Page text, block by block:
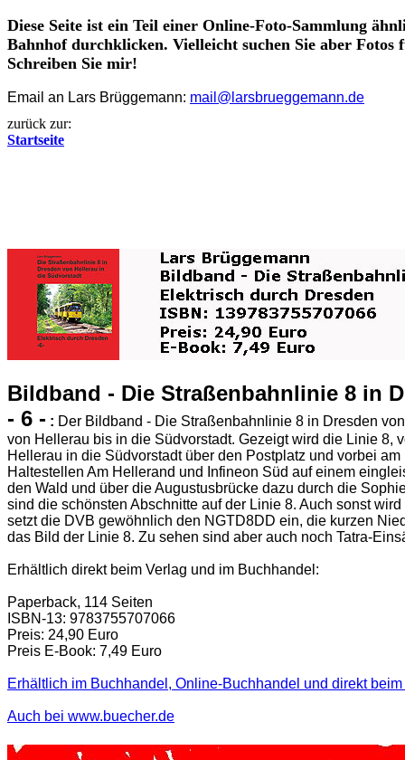
Diese Seite ist ein Teil einer Online-Foto-Sammlung
Bahnhof durchklicken. Vielleicht suchen Sie aber
Schreiben Sie mir!
Email an Lars Brüggemann: mail@larsbrueggemann.de
zurück zur:
Startseite
Bildband - Die Straßenbahnlinie 8 in
- 6 - : Der Bildband - Die Straßenbahnlinie 8 in Dresden
von Hellerau bis in die Südvorstadt. Gezeigt wird die Linie 8,
Hellerau in die Südvorstadt über den Postplatz und vorbei
Haltestellen Am Hellerand und Infineon Süd auf einem
den Wald und über die Augustusbrücke dazu durch die
sind die schönsten Abschnitte auf der Linie 8. Auch sonst
setzt die DVB gewöhnlich den NGTD8DD ein, die kurzen
das Bild der Linie 8. Zu sehen sind aber auch noch Tatra-
Erhältlich direkt beim Verlag und im Buchhandel:
Paperback, 114 Seiten
ISBN-13: 9783755707066
Preis: 24,90 Euro
Preis E-Book: 7,49 Euro
Erhältlich im Buchhandel, Online-Buchhandel und direkt beim
Auch bei www.buecher.de